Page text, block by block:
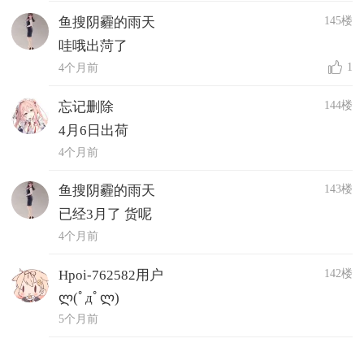
鱼搜阴霾的雨天 145楼
哇哦出菏了
4个月前 1
忘记删除 144楼
4月6日出荷
4个月前
鱼搜阴霾的雨天 143楼
已经3月了 货呢
4个月前
Hpoi-762582用户 142楼
ლ(ﾟдﾟლ)
5个月前